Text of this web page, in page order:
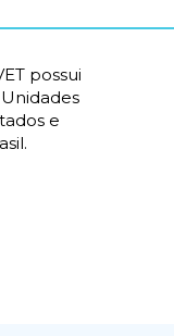
possui
e